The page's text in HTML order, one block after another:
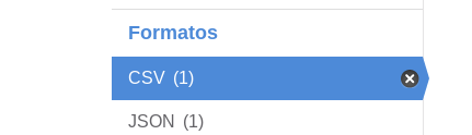
Formatos
CSV (1)
JSON (1)